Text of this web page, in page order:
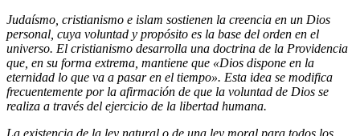
Judaísmo, cristianismo e islam sostienen la creencia en un Dios
personal, cuya voluntad y propósito es la base del orden en el
universo. El cristianismo desarrolla una doctrina de la Providencia
que, en su forma extrema, mantiene que «Dios dispone en la
eternidad lo que va a pasar en el tiempo». Esta idea se modifica
frecuentemente por la afirmación de que la voluntad de Dios se
realiza a través del ejercicio de la libertad humana.
La existencia de la ley natural o de una ley moral para todos los